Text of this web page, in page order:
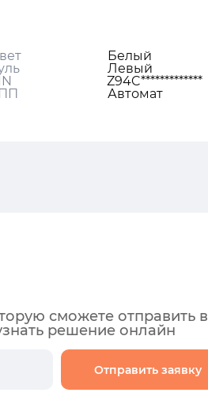
Белый
Левый
Z94C*************
Автомат
сможете отправить в
решение онлайн
Отправить заявку